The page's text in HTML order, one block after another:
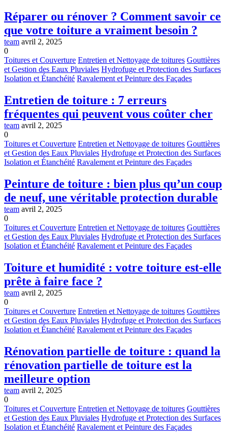
Réparer ou rénover ? Comment savoir ce
que votre toiture a vraiment besoin ?
team avril 2, 2025
0
Toitures et Couverture Entretien et Nettoyage de toitures Gouttières
et Gestion des Eaux Pluviales Hydrofuge et Protection des Surfaces
Isolation et Étanchéité Ravalement et Peinture des Façades
Entretien de toiture : 7 erreurs
fréquentes qui peuvent vous coûter cher
team avril 2, 2025
0
Toitures et Couverture Entretien et Nettoyage de toitures Gouttières
et Gestion des Eaux Pluviales Hydrofuge et Protection des Surfaces
Isolation et Étanchéité Ravalement et Peinture des Façades
Peinture de toiture : bien plus qu’un coup
de neuf, une véritable protection durable
team avril 2, 2025
0
Toitures et Couverture Entretien et Nettoyage de toitures Gouttières
et Gestion des Eaux Pluviales Hydrofuge et Protection des Surfaces
Isolation et Étanchéité Ravalement et Peinture des Façades
Toiture et humidité : votre toiture est-elle
prête à faire face ?
team avril 2, 2025
0
Toitures et Couverture Entretien et Nettoyage de toitures Gouttières
et Gestion des Eaux Pluviales Hydrofuge et Protection des Surfaces
Isolation et Étanchéité Ravalement et Peinture des Façades
Rénovation partielle de toiture : quand la
rénovation partielle de toiture est la
meilleure option
team avril 2, 2025
0
Toitures et Couverture Entretien et Nettoyage de toitures Gouttières
et Gestion des Eaux Pluviales Hydrofuge et Protection des Surfaces
Isolation et Étanchéité Ravalement et Peinture des Façades